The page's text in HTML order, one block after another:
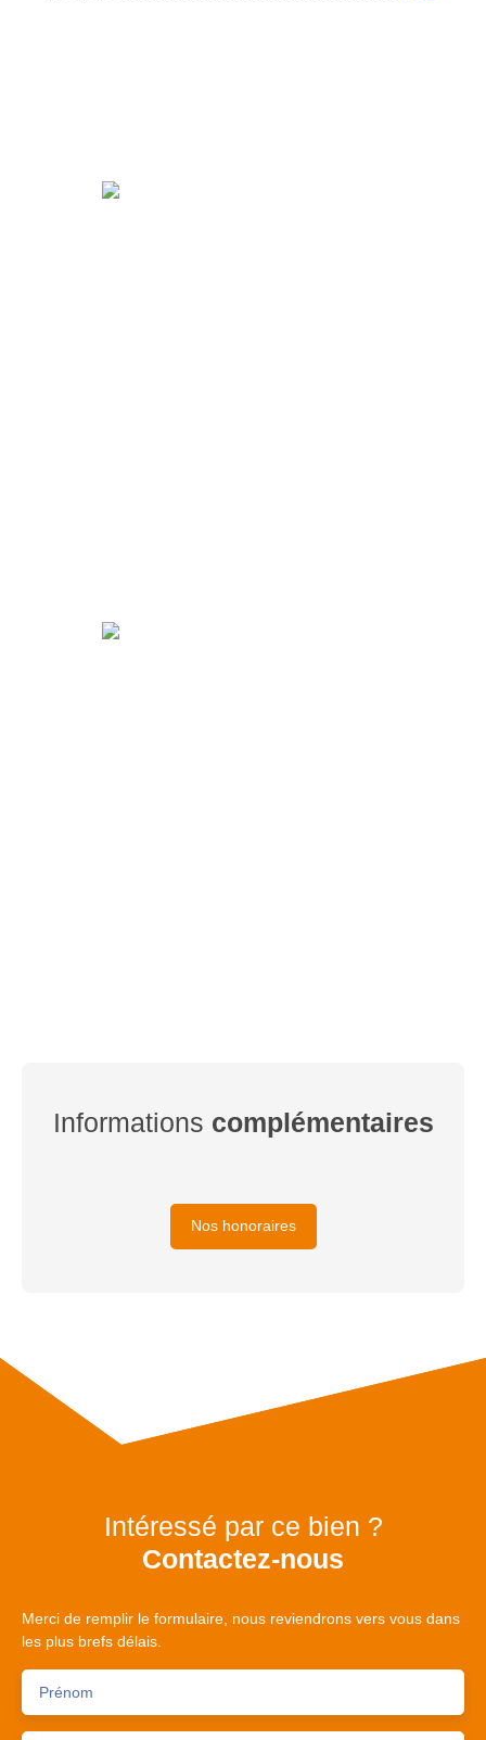
Informations complémentaires
Nos honoraires
Intéressé par ce bien ?
Contactez-nous
Merci de remplir le formulaire, nous reviendrons vers vous dans
les plus brefs délais.
Prénom